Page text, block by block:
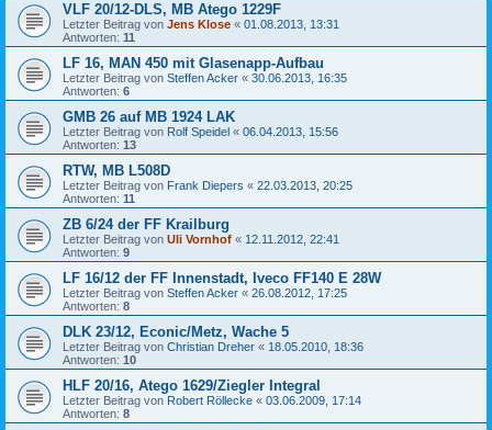
VLF 20/12-DLS, MB Atego 1229F
Letzter Beitrag von Jens Klose « 01.08.2013, 13:31
Antworten: 11
LF 16, MAN 450 mit Glasenapp-Aufbau
Letzter Beitrag von Steffen Acker « 30.06.2013, 16:35
Antworten: 6
GMB 26 auf MB 1924 LAK
Letzter Beitrag von Rolf Speidel « 06.04.2013, 15:56
Antworten: 13
RTW, MB L508D
Letzter Beitrag von Frank Diepers « 22.03.2013, 20:25
Antworten: 11
ZB 6/24 der FF Krailburg
Letzter Beitrag von Uli Vornhof « 12.11.2012, 22:41
Antworten: 9
LF 16/12 der FF Innenstadt, Iveco FF140 E 28W
Letzter Beitrag von Steffen Acker « 26.08.2012, 17:25
Antworten: 8
DLK 23/12, Econic/Metz, Wache 5
Letzter Beitrag von Christian Dreher « 18.05.2010, 18:36
Antworten: 10
HLF 20/16, Atego 1629/Ziegler Integral
Letzter Beitrag von Robert Röllecke « 03.06.2009, 17:14
Antworten: 8